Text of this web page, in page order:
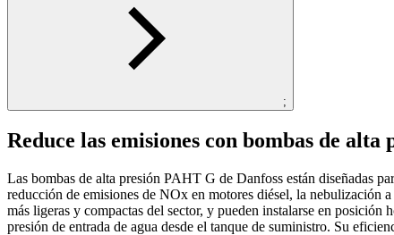
;
Reduce las emisiones con bombas de alta
Las bombas de alta presión PAHT G de Danfoss están diseñadas
reducción de emisiones de NOx en motores diésel, la nebulización
más ligeras y compactas del sector, y pueden instalarse en
presión de entrada de agua desde el tanque de suministro. Su